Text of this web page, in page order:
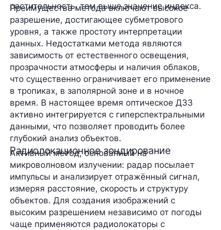
растительность, тем выше значение индекса.
Преимущества метода включают высокое
разрешение, достигающее субметрового
уровня, а также простоту интерпретации
данных. Недостатками метода являются
зависимость от естественного освещения,
прозрачности атмосферы и наличия облаков,
что существенно ограничивает его применение
в тропиках, в заполярной зоне и в ночное
время. В настоящее время оптическое ДЗЗ
активно интегрируется с гиперспектральными
данными, что позволяет проводить более
глубокий анализ объектов.
Радиолокационное зондирование
Активный метод, основанный на
микроволновом излучении: радар посылает
импульсы и анализирует отражённый сигнал,
измеряя расстояние, скорость и структуру
объектов. Для создания изображений с
высоким разрешением независимо от погоды
чаще применяются радиолокаторы с